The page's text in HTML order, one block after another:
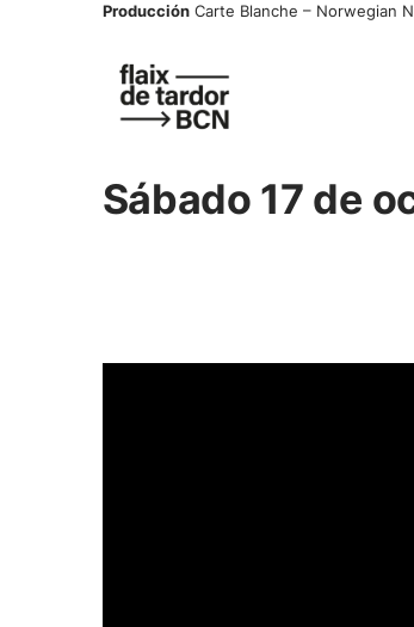
ProducciónCarte Blanche – Norwegian
Sábado 17 de